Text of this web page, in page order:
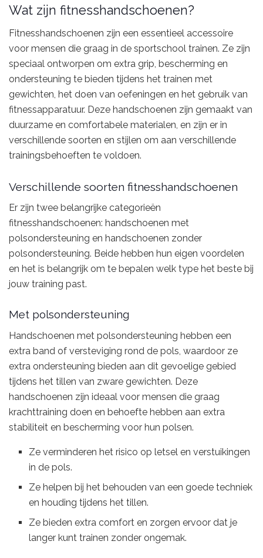
Wat zijn fitnesshandschoenen?
Fitnesshandschoenen zijn een essentieel accessoire
voor mensen die graag in de sportschool trainen. Ze zijn
speciaal ontworpen om extra grip, bescherming en
ondersteuning te bieden tijdens het trainen met
gewichten, het doen van oefeningen en het gebruik van
fitnessapparatuur. Deze handschoenen zijn gemaakt van
duurzame en comfortabele materialen, en zijn er in
verschillende soorten en stijlen om aan verschillende
trainingsbehoeften te voldoen.
Verschillende soorten fitnesshandschoenen
Er zijn twee belangrijke categorieën
fitnesshandschoenen: handschoenen met
polsondersteuning en handschoenen zonder
polsondersteuning. Beide hebben hun eigen voordelen
en het is belangrijk om te bepalen welk type het beste bij
jouw training past.
Met polsondersteuning
Handschoenen met polsondersteuning hebben een
extra band of versteviging rond de pols, waardoor ze
extra ondersteuning bieden aan dit gevoelige gebied
tijdens het tillen van zware gewichten. Deze
handschoenen zijn ideaal voor mensen die graag
krachttraining doen en behoefte hebben aan extra
stabiliteit en bescherming voor hun polsen.
Ze verminderen het risico op letsel en verstuikingen
in de pols.
Ze helpen bij het behouden van een goede techniek
en houding tijdens het tillen.
Ze bieden extra comfort en zorgen ervoor dat je
langer kunt trainen zonder ongemak.